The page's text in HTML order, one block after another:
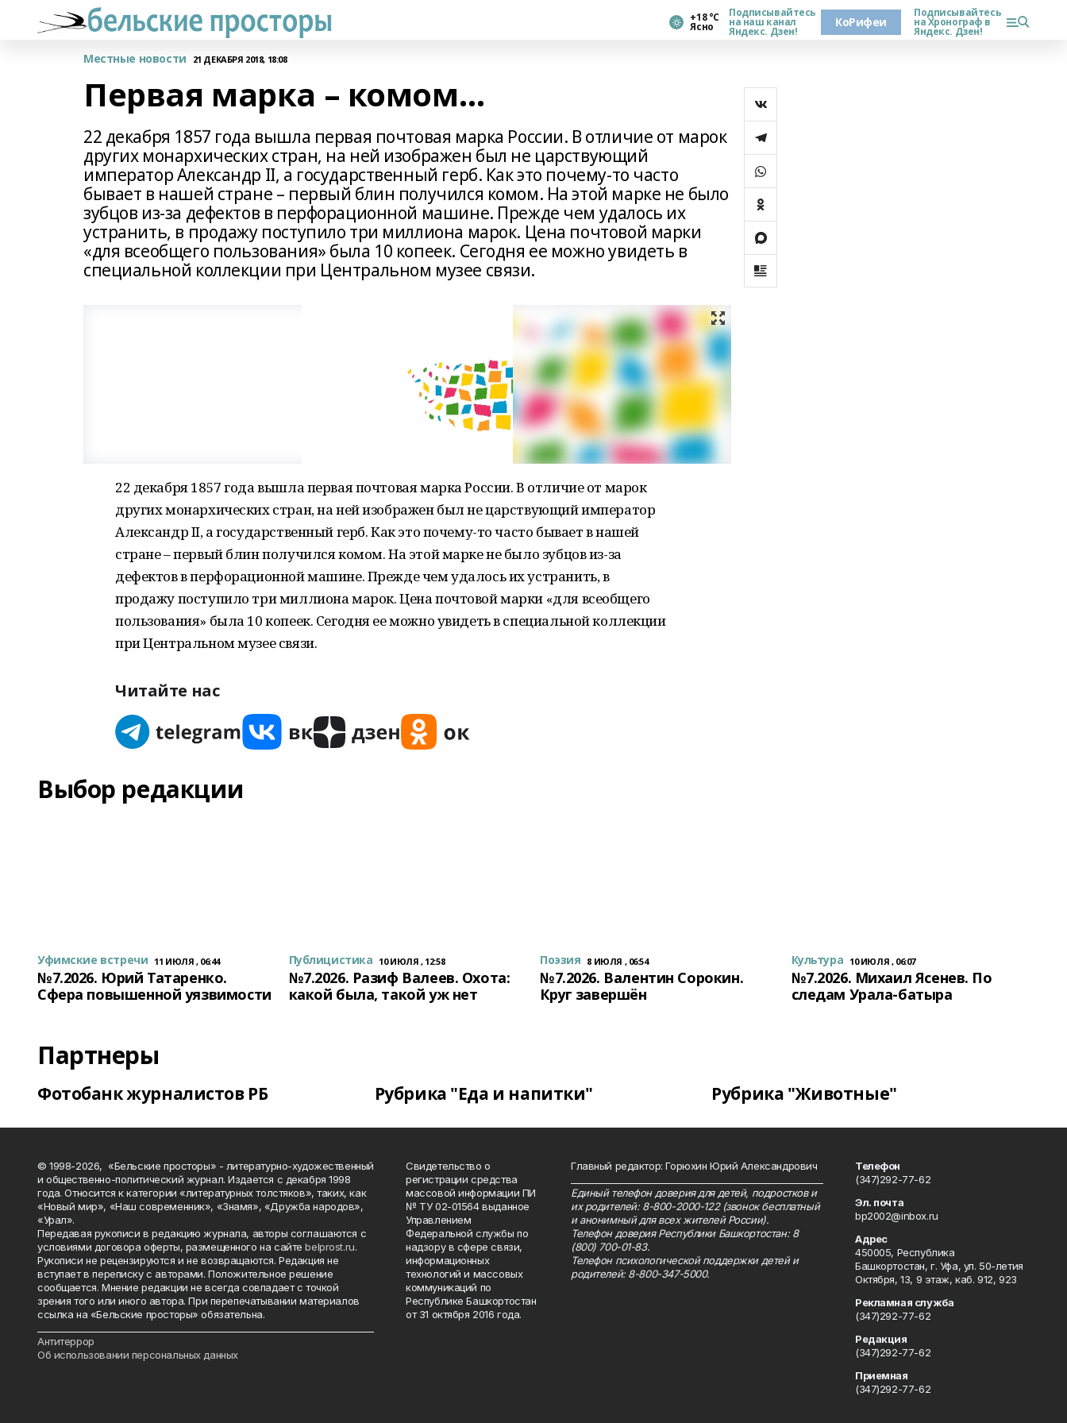
+18 °С
Ясно
Подписывайтесь
на наш канал
Яндекс. Дзен!
КоРифеи
Подписывайтесь
на Хронограф в
Яндекс. Дзен!
Местные новости 21 ДЕКАБРЯ 2018, 18:08
Первая марка – комом…
22 декабря 1857 года вышла первая почтовая марка России. В отличие от марок
других монархических стран, на ней изображен был не царствующий
император Александр II, а государственный герб. Как это почему-то часто
бывает в нашей стране – первый блин получился комом. На этой марке не было
зубцов из-за дефектов в перфорационной машине. Прежде чем удалось их
устранить, в продажу поступило три миллиона марок. Цена почтовой марки
«для всеобщего пользования» была 10 копеек. Сегодня ее можно увидеть в
специальной коллекции при Центральном музее связи.
22 декабря 1857 года вышла первая почтовая марка России. В отличие от марок
других монархических стран, на ней изображен был не царствующий император
Александр II, а государственный герб. Как это почему-то часто бывает в нашей
стране – первый блин получился комом. На этой марке не было зубцов из-за
дефектов в перфорационной машине. Прежде чем удалось их устранить, в
продажу поступило три миллиона марок. Цена почтовой марки «для всеобщего
пользования» была 10 копеек. Сегодня ее можно увидеть в специальной коллекции
при Центральном музее связи.
Читайте нас
Выбор редакции
Уфимские встречи 11 ИЮЛЯ , 06:44
№7.2026. Юрий Татаренко.
Сфера повышенной уязвимости
Публицистика 10 ИЮЛЯ , 12:58
№7.2026. Разиф Валеев. Охота:
какой была, такой уж нет
Поэзия 8 ИЮЛЯ , 06:54
№7.2026. Валентин Сорокин.
Круг завершён
Культура 10 ИЮЛЯ , 06:07
№7.2026. Михаил Ясенев. По
следам Урала-батыра
Партнеры
Фотобанк журналистов РБ Рубрика "Еда и напитки" Рубрика "Животные"
© 1998-2026, «Бельские просторы» - литературно-художественный
и общественно-политический журнал. Издается с декабря 1998
года. Относится к категории «литературных толстяков», таких, как
«Новый мир», «Наш современник», «Знамя», «Дружба народов»,
«Урал».
Передавая рукописи в редакцию журнала, авторы соглашаются с
условиями договора оферты, размещенного на сайтеbelprost.ru.
Рукописи не рецензируются и не возвращаются. Редакция не
вступает в переписку с авторами. Положительное решение
сообщается. Мнение редакции не всегда совпадает с точкой
зрения того или иного автора. При перепечатывании материалов
ссылка на «Бельские просторы» обязательна.
Антитеррор
Об использовании персональных данных
Свидетельство о
регистрации средства
массовой информации ПИ
№ ТУ 02-01564 выданное
Управлением
Федеральной службы по
надзору в сфере связи,
информационных
технологий и массовых
коммуникаций по
Республике Башкортостан
от 31 октября 2016 года.
Главный редактор: Горюхин Юрий Александрович
Единый телефон доверия для детей, подростков и
их родителей: 8-800-2000-122 (звонок бесплатный
и анонимный для всех жителей России).
Телефон доверия Республики Башкортостан: 8
(800) 700-01-83.
Телефон психологической поддержки детей и
родителей: 8-800-347-5000.
Телефон
(347)292-77-62
Эл. почта
bp2002@inbox.ru
Адрес
450005, Республика
Башкортостан, г. Уфа, ул. 50-летия
Октября, 13, 9 этаж, каб. 912, 923
Рекламная служба
(347)292-77-62
Редакция
(347)292-77-62
Приемная
(347)292-77-62